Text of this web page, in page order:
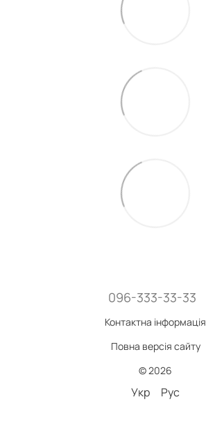
096-333-33-33
Контактна інформація
Повна версія сайту
© 2026
Укр Рус